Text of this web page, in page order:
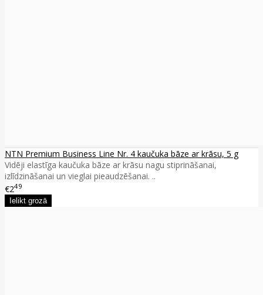
NTN Premium Business Line Nr. 4 kaučuka bāze ar krāsu, 5 g
Vidēji elastīga kaučuka bāze ar krāsu nagu stiprināšanai,
izlīdzināšanai un vieglai pieaudzēšanai. ..
€249